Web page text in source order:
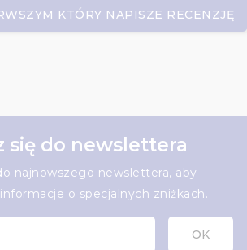
KTÓRY NAPISZE RECENZJĘ
się do newslettera
najnowszego newslettera, aby
o specjalnych zniżkach.